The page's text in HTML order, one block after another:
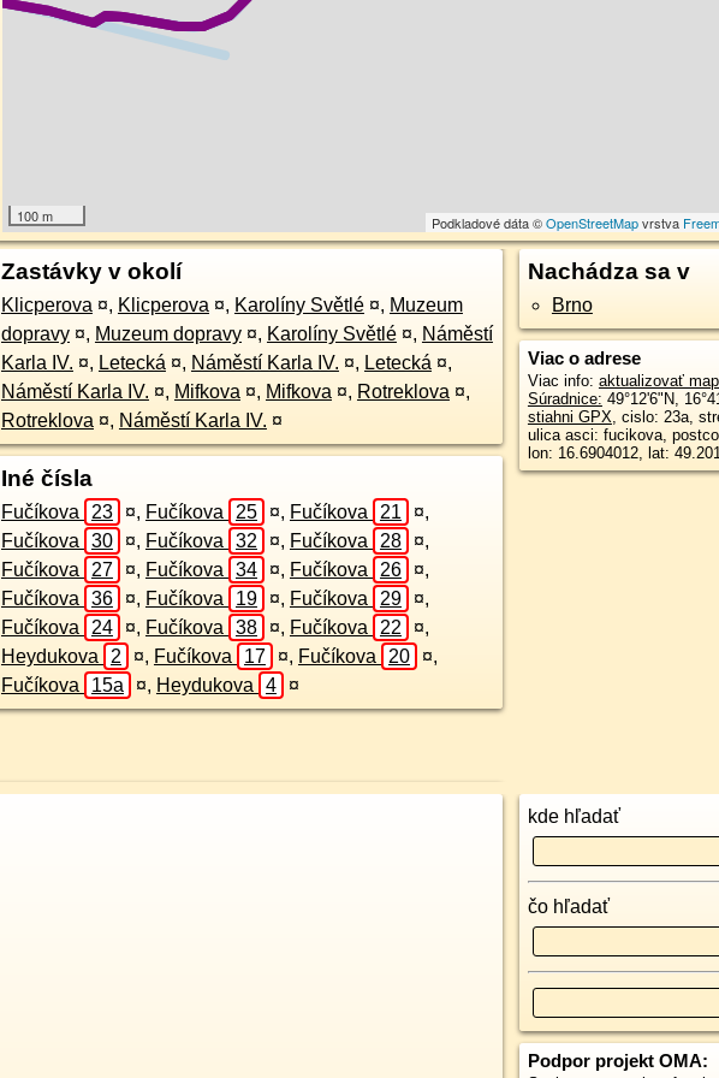
100 m Podkladové dáta ©OpenStreetMapvrstva
Zastávky v okolí
Klicperova ¤, Klicperova ¤, Karolíny Světlé ¤, Muzeum
dopravy ¤, Muzeum dopravy ¤, Karolíny Světlé ¤, Náměstí
Karla IV. ¤, Letecká ¤, Náměstí Karla IV. ¤, Letecká ¤,
Náměstí Karla IV. ¤, Mifkova ¤, Mifkova ¤, Rotreklova ¤,
Rotreklova ¤, Náměstí Karla IV. ¤
Iné čísla
Fučíkova 23 ¤, Fučíkova 25 ¤, Fučíkova 21 ¤,
Fučíkova
30 ¤, Fučíkova 32 ¤, Fučíkova 28 ¤,
Fučíkova
27 ¤, Fučíkova 34 ¤, Fučíkova 26 ¤,
Fučíkova
36 ¤, Fučíkova 19 ¤, Fučíkova 29 ¤,
Fučíkova
24 ¤, Fučíkova 38 ¤, Fučíkova 22 ¤,
Heydukova
2 ¤, Fučíkova 17 ¤, Fučíkova 20 ¤,
Fučíkova
15a ¤, Heydukova 4 ¤
Nachádza sa v
Brno
Viac o adrese
Viac info: aktualizovať
Súradnice: 49°12'6"N,
stiahni GPX, cislo: 23a,
ulica asci: fucikova,
lon: 16.6904012, lat:
kde hľadať
čo hľadať
Podpor projekt OMA: